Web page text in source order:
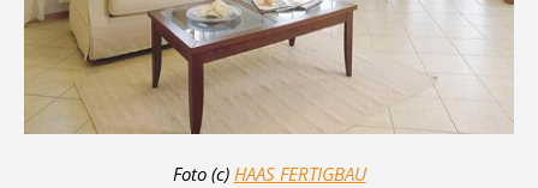
Foto (c) HAAS FERTIGBAU